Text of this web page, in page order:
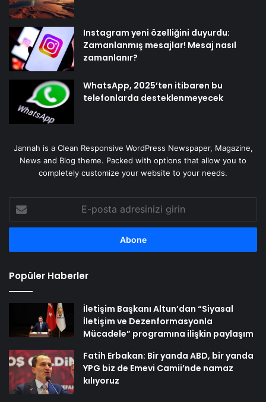
Instagram yeni özelliğini duyurdu:
Zamanlanmış mesajlar! Mesaj nasıl
zamanlanır?
WhatsApp, 2025’ten itibaren bu
telefonlarda desteklenmeyecek
Jannah is a Clean Responsive WordPress Newspaper, Magazine,
News and Blog theme. Packed with options that allow you to
completely customize your website to your needs.
posta
adresinizi
Popüler Haberler
İletişim Başkanı Altun’dan “Siyasal
İletişim ve Dezenformasyonla
Mücadele” programına ilişkin paylaşım
Fatih Erbakan: Bir yanda ABD, bir yanda
YPG biz de Emevi Camii’nde namaz
kılıyoruz